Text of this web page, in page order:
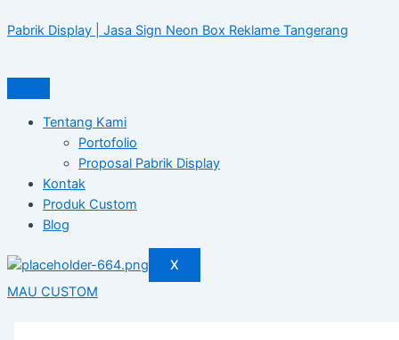
to
Pabrik Display | Jasa Sign Neon Box Reklame Tangerang
Tentang Kami
Portofolio
Proposal Pabrik Display
Kontak
Produk Custom
Blog
X
MAU CUSTOM
Tanda
2024